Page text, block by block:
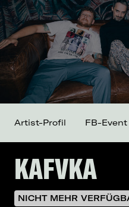
KAFVKA
NICHT MEHR
Artist-Profil FB-Event